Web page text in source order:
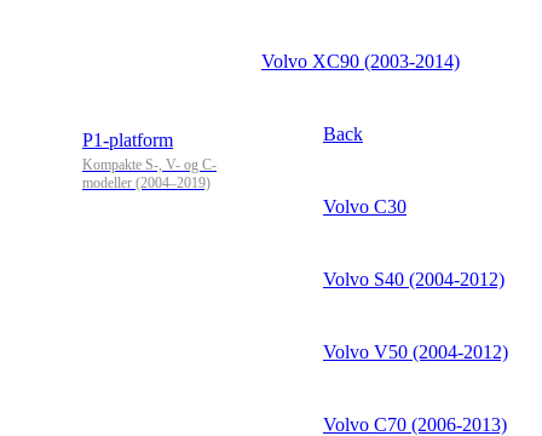
Volvo XC90 (2003-2014)
P1-platform
Kompakte S-, V- og C-
modeller (2004–2019)
Back
Volvo C30
Volvo S40 (2004-2012)
Volvo V50 (2004-2012)
Volvo C70 (2006-2013)